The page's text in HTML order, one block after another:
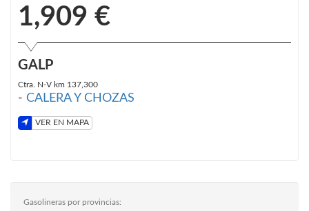
1,909 €
GALP
Ctra. N-V km 137,300
- CALERA Y CHOZAS
VER EN MAPA
Gasolineras por provincias: